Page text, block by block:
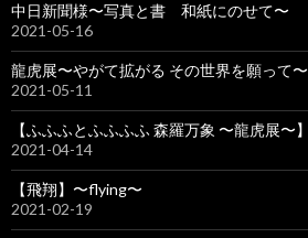
中日新聞様〜写真と書 和紙にのせて〜
2021-05-16
龍虎展〜やがて拡がる その世界を願って〜
2021-05-11
【ふふふとふふふふ 森羅万象 〜龍虎展〜】
2021-04-14
【飛翔】〜flying〜
2021-02-19